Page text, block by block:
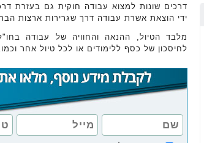
דרכים שונות למצוא עבודה חוקית גם בעזרת
ידי הוצאת אשרת עבודה דרך שגרירות ארצות
מלבד הטיול, ההנאה והחוויה של עבודה
לחיסכון של כסף ללימודים או לכל טיול אחר